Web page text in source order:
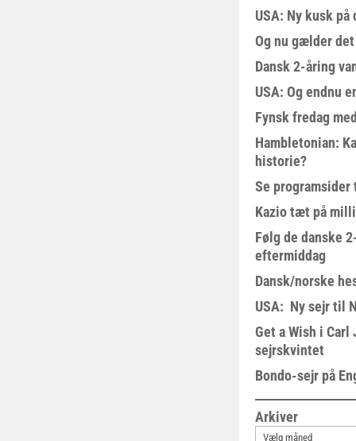
USA: Ny kusk på
Og nu gælder
Dansk 2-åring
USA: Og endnu
Fynsk fredag
Hambletonian:
historie?
Se
Kazio tæt på
Følg de danske
eftermiddag
Dansk/norske
USA: Ny sejr til
Get a Wish i Carl
sejrskvintet
Bondo-sejr på
Arkiver